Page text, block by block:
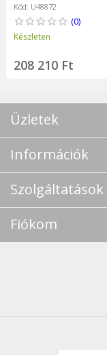
Kód: U48872
(0)
Készleten
208 210 Ft
Üzletek
Információk
Szolgáltatások
Fiókom